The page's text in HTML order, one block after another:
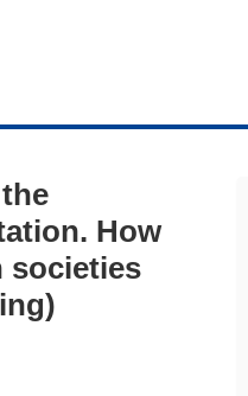
How
societies